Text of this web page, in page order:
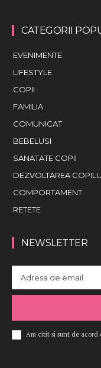
CATEGORII
EVENIMENTE
LIFESTYLE
COPII
FAMILIA
COMUNICAT
BEBELUSI
SANATATE COPII
DEZVOLTAREA
COMPORTAMENT
RETETE
NEWSLETTER
Am citit si sunt de acord